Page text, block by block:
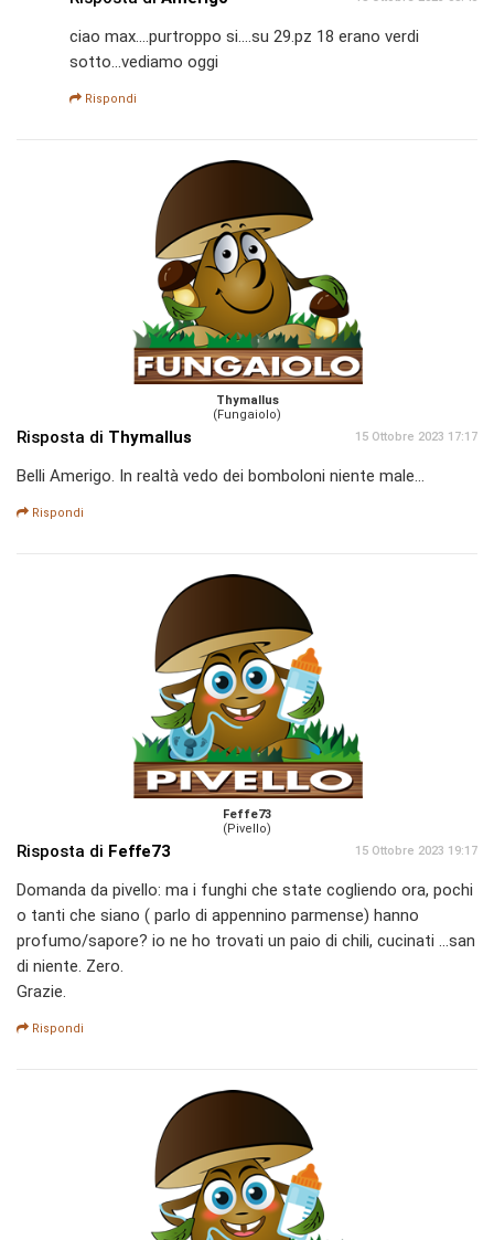
ciao max....purtroppo si....su 29.pz 18 erano verdi
sotto...vediamo oggi
Rispondi
Thymallus
(Fungaiolo)
Risposta di Thymallus 15 Ottobre 2023 17:17
Belli Amerigo. In realtà vedo dei bomboloni niente male…
Rispondi
Feffe73
(Pivello)
Risposta di Feffe73 15 Ottobre 2023 19:17
Domanda da pivello: ma i funghi che state cogliendo ora, pochi
o tanti che siano ( parlo di appennino parmense) hanno
profumo/sapore? io ne ho trovati un paio di chili, cucinati ...san
di niente. Zero.
Grazie.
Rispondi